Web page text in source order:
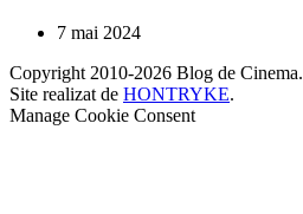
7 mai 2024
Copyright 2010-2026 Blog de Cinema.
Site realizat de HONTRYKE.
Manage Cookie Consent